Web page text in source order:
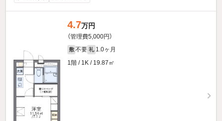
4.7万円
（管理費5,000円）
敷 不要 礼 1.0ヶ月
1階 / 1K / 19.87㎡